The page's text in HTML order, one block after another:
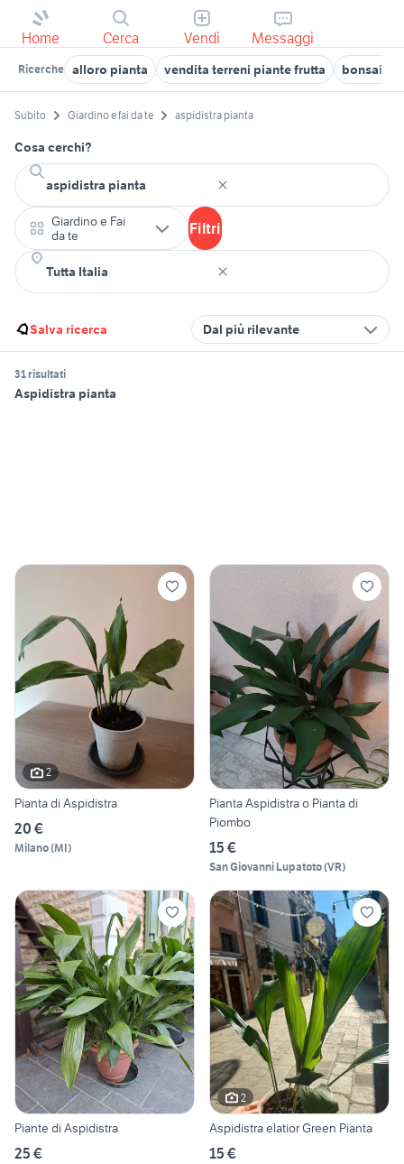
Home Cerca Vendi Messaggi
Ricerche alloro pianta vendita terreni piante frutta bonsai
Subito Giardino e fai da te aspidistra pianta
Cosa cerchi?
Giardino e Fai
da te
Filtri
Salva ricerca Dal più rilevante
31 risultati
Aspidistra pianta
2
Pianta di Aspidistra
20 €
Milano(MI)
Pianta Aspidistra o Pianta di
Piombo
15 €
San Giovanni Lupatoto(VR)
Piante di Aspidistra
25 €
2
Aspidistra elatior Green Pianta
15 €